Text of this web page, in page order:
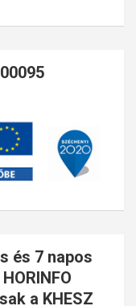
és 7 napos
a KHESZ